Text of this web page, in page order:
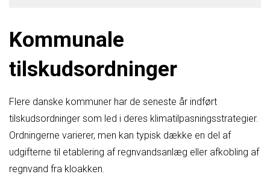
Kommunale
tilskudsordninger
Flere danske kommuner har de seneste år indført
tilskudsordninger som led i deres klimatilpasningsstrategier.
Ordningerne varierer, men kan typisk dække en del af
udgifterne til etablering af regnvandsanlæg eller afkobling af
regnvand fra kloakken.